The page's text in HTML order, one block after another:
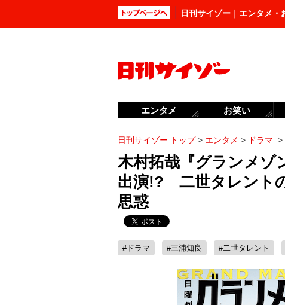
日刊サイゾー｜エンタメ
日刊サイゾー トップ> エンタメ > ドラマ >
木村拓哉『グランメゾ
出演!? 二世タレント
思惑
#ドラマ #三浦知良 #二世タレント
エンタメ お笑い